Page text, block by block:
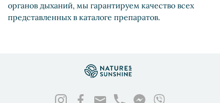
органов дыханий, мы гарантируем качество всех
представленных в каталоге препаратов.